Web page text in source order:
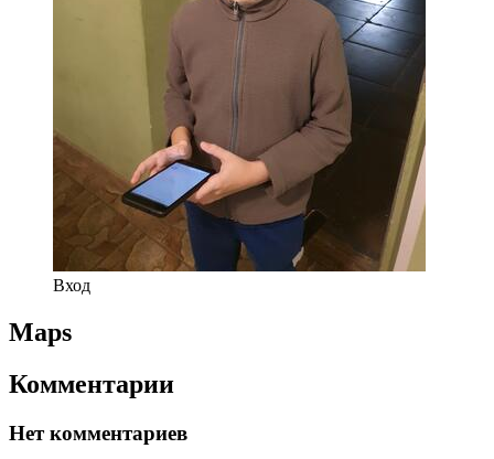
Вход
Maps
Комментарии
Нет комментариев